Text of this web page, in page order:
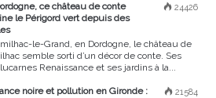
24426
ce château de conte
le Périgord vert depuis des
le-Grand, en Dordogne, le château de
semble sorti d’un décor de conte. Ses
Renaissance et ses jardins à la...
21584
noire et pollution en Gironde :